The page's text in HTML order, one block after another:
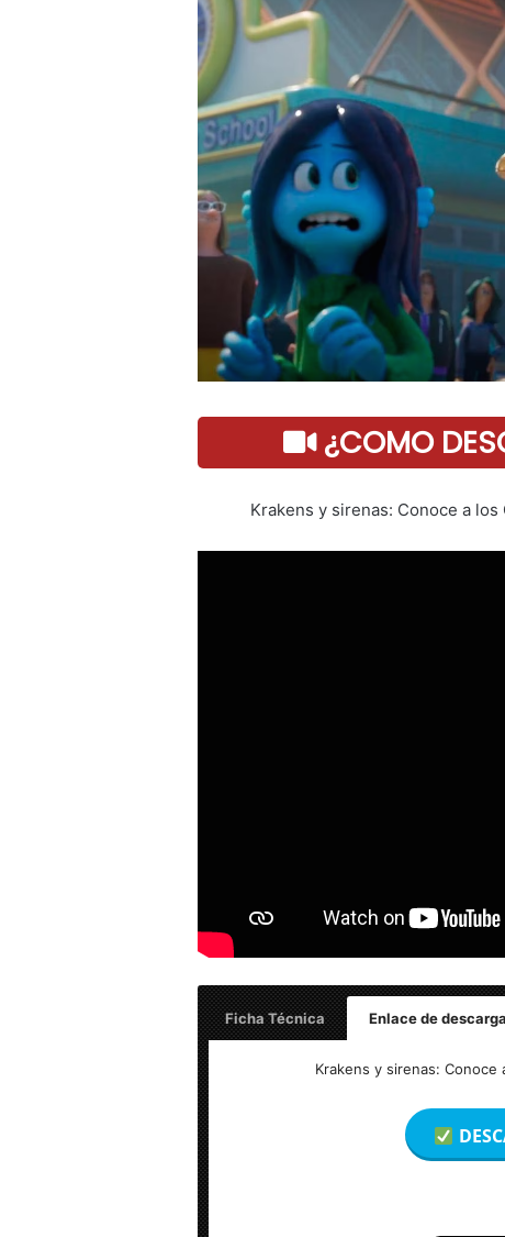
¿COMO
Krakens y sirenas: Conoce a
Ficha Técnica
Enlace de descarga
1920×800 (FullHD 1080p)
Latino AC3 5.1 –Audio #2:
Forzados – Español – Inglés
Krakens y sirenas: Conoce